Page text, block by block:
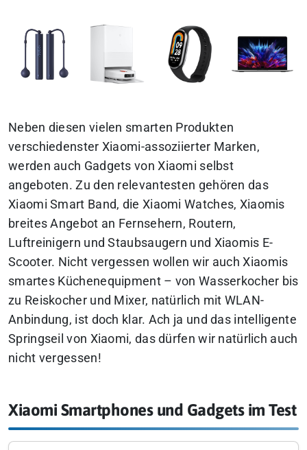
Neben diesen vielen smarten Produkten
verschiedenster Xiaomi-assoziierter Marken,
werden auch Gadgets von Xiaomi selbst
angeboten. Zu den relevantesten gehören das
Xiaomi Smart Band, die Xiaomi Watches, Xiaomis
breites Angebot an Fernsehern, Routern,
Luftreinigern und Staubsaugern und Xiaomis E-
Scooter. Nicht vergessen wollen wir auch Xiaomis
smartes Küchenequipment – von Wasserkocher bis
zu Reiskocher und Mixer, natürlich mit WLAN-
Anbindung, ist doch klar. Ach ja und das intelligente
Springseil von Xiaomi, das dürfen wir natürlich auch
nicht vergessen!
Xiaomi Smartphones und Gadgets im Test